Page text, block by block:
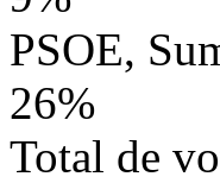
PSOE,
26%
Total de